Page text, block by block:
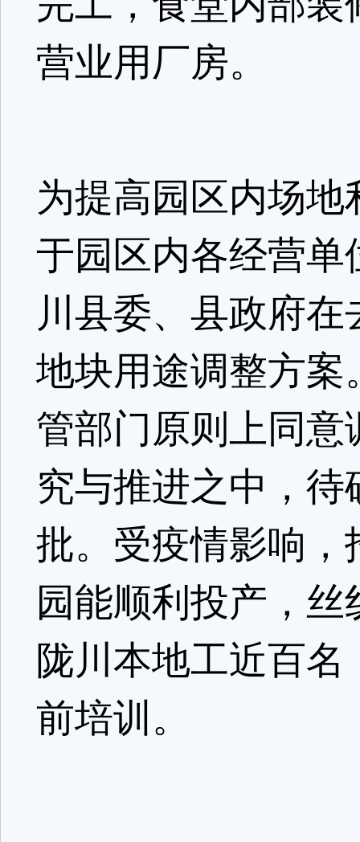
营业用厂房。
为提高园区内场
于园区内各经营
川县委、县政府
地块用途调整方
管部门原则上同
究与推进之中，
批。受疫情影响
园能顺利投产，
陇川本地工近百
前培训。